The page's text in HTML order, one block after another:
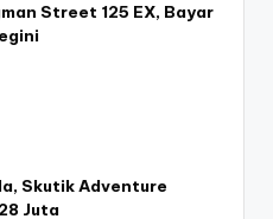
Street 125 EX, Bayar
Skutik Adventure
Juta